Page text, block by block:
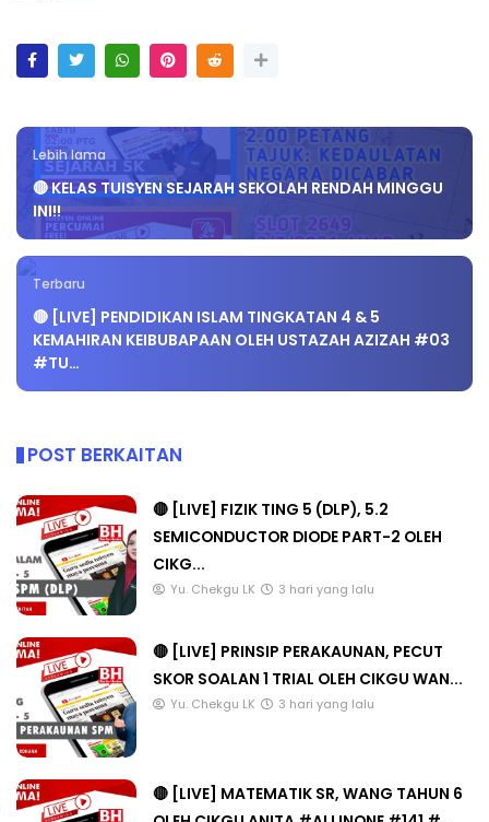
Lebih lama
🔴 KELAS TUISYEN SEJARAH SEKOLAH RENDAH MINGGU
INI!!
Terbaru
🔴 [LIVE] PENDIDIKAN ISLAM TINGKATAN 4 & 5
KEMAHIRAN KEIBUBAPAAN OLEH USTAZAH AZIZAH #03
#TU…
POST BERKAITAN
🔴 [LIVE] FIZIK TING 5 (DLP), 5.2
SEMICONDUCTOR DIODE PART-2 OLEH
CIKG...
Yu. Chekgu LK 3 hari yang lalu
🔴 [LIVE] PRINSIP PERAKAUNAN, PECUT
SKOR SOALAN 1 TRIAL OLEH CIKGU WAN...
Yu. Chekgu LK 3 hari yang lalu
🔴 [LIVE] MATEMATIK SR, WANG TAHUN 6